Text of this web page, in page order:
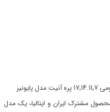
محصول مشترک ایران و ایتالیا، یک مدل